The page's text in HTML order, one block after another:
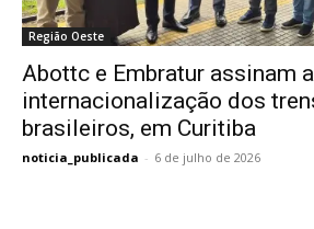
Região Oeste
Abottc e Embratur assinam
internacionalização dos
brasileiros, em Curitiba
noticia_publicada - 6 de julho de 2026